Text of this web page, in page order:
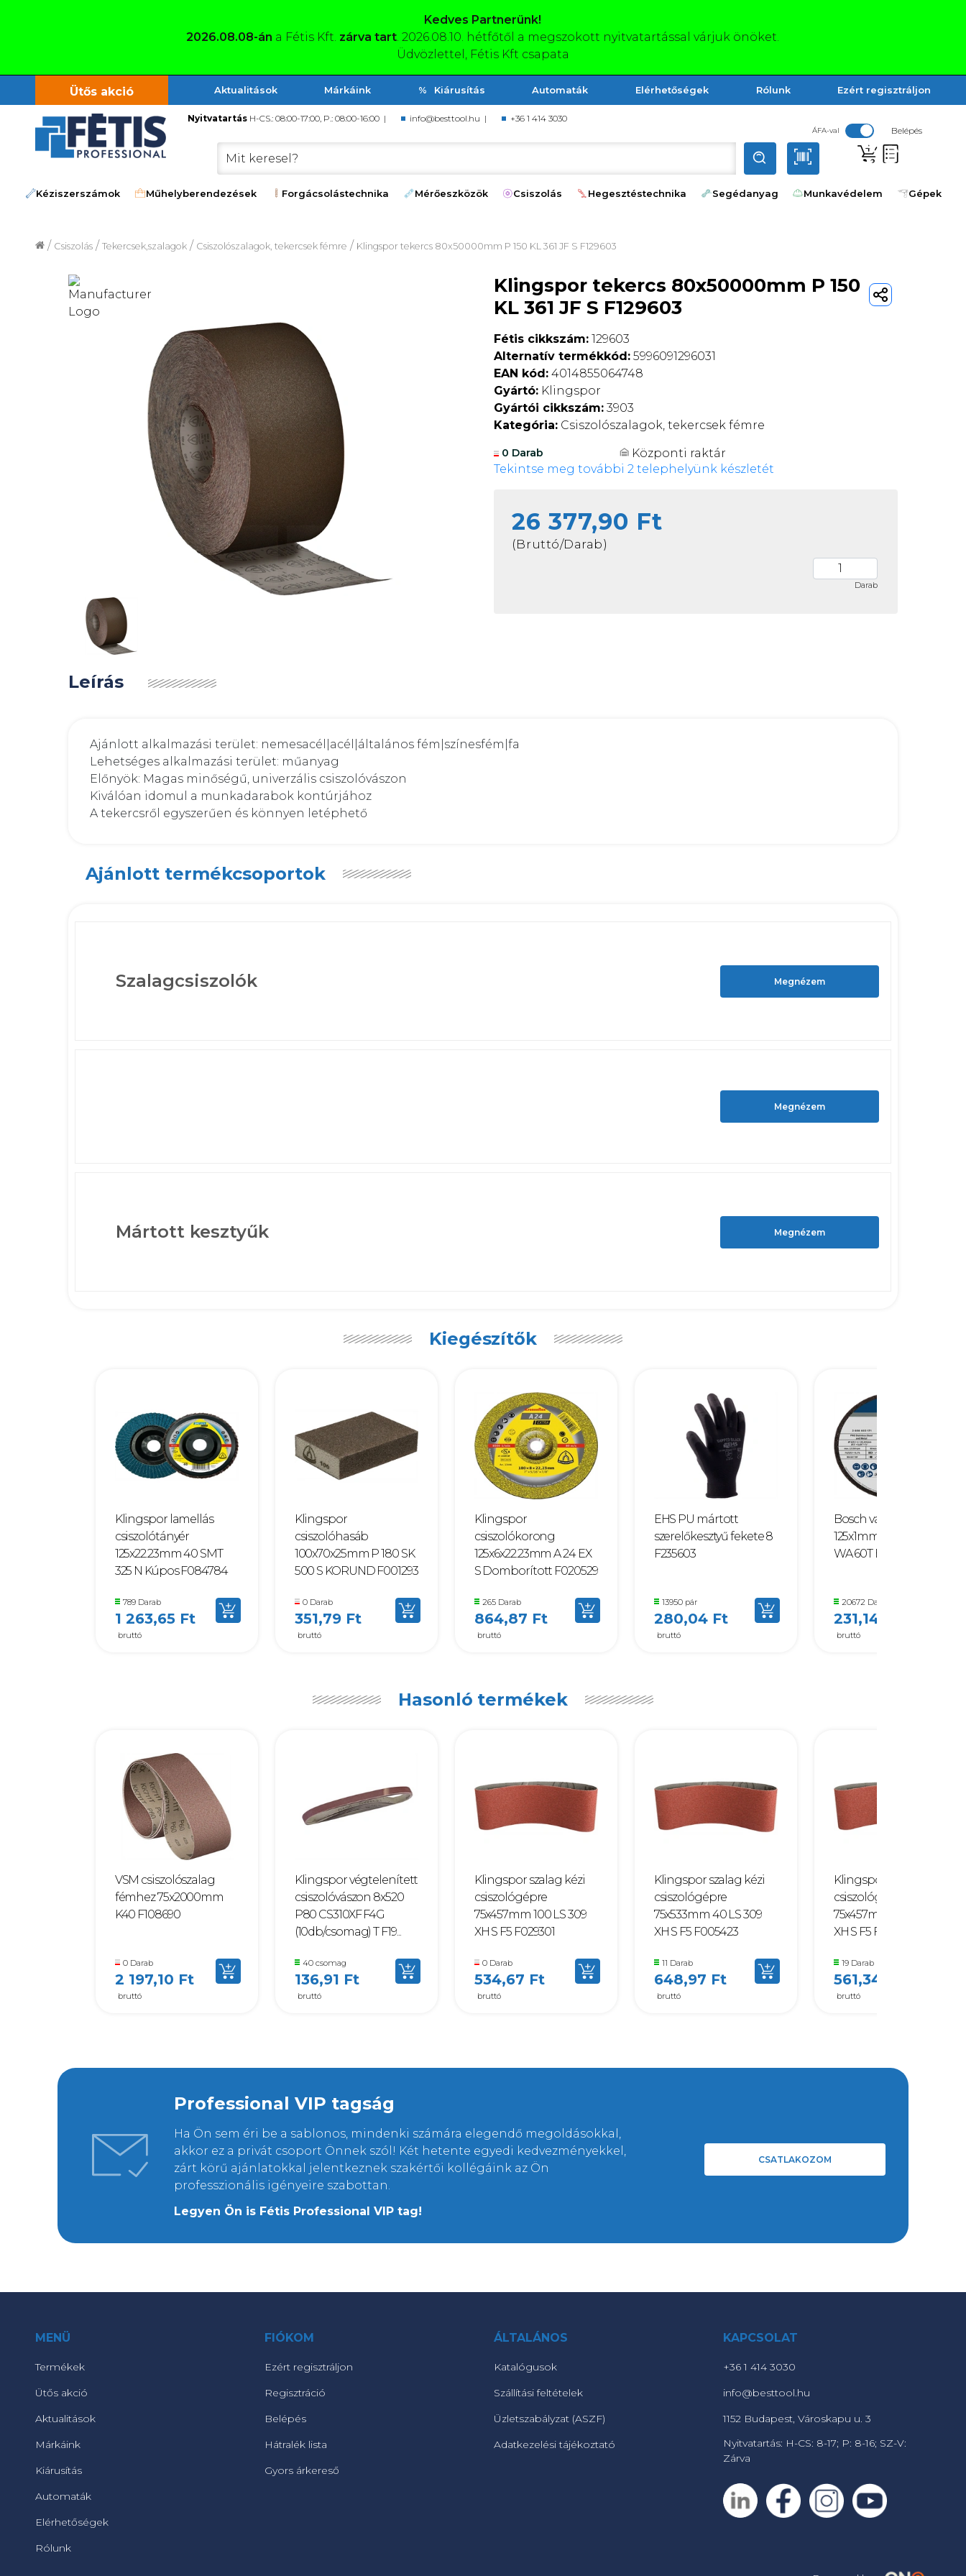
Kedves Partnerünk!
2026.08.08-án a Fétis Kft. zárva tart. 2026.08.10. hétfőtől a megszokott nyitvatartással várjuk önöket.
Üdvözlettel, Fétis Kft csapata
Ütős akció Aktualitások Márkáink Kiárusítás Automaták Elérhetőségek Rólunk Ezért regisztráljon
Nyitvatartás H-CS.: 08:00-17:00, P.: 08:00-16:00 | info@besttool.hu | +36 1 414 3030
ÁFA-val Belépés
Kéziszerszámok Műhelyberendezések Forgácsolástechnika Mérőeszközök Csiszolás Hegesztéstechnika Segédanyag Munkavédelem Gépek
Klingspor tekercs 80x50000mm P 150 KL 361 JF S F129603
/
Csiszolószalagok, tekercsek fémre
/
Tekercsek,szalagok
/
Csiszolás
/
Klingspor tekercs 80x50000mm P 150
KL 361 JF S F129603
Fétis cikkszám:129603
Alternatív termékkód:5996091296031
EAN kód:4014855064748
Gyártó:Klingspor
Gyártói cikkszám:3903
Kategória:Csiszolószalagok, tekercsek fémre
0 Darab
Központi raktár
Tekintse meg további 2 telephelyünk készletét
26 377,90 Ft
(Bruttó/Darab)
Darab
Leírás
Ajánlott alkalmazási terület: nemesacél|acél|általános fém|színesfém|fa
Lehetséges alkalmazási terület: műanyag
Előnyök: Magas minőségű, univerzális csiszolóvászon
Kiválóan idomul a munkadarabok kontúrjához
A tekercsről egyszerűen és könnyen letéphető
Ajánlott termékcsoportok
Szalagcsiszolók Megnézem
Megnézem
Mártott kesztyűk Megnézem
Kiegészítők
Klingspor lamellás
csiszolótányér
125x22.23mm 40 SMT
325 N Kúpos F084784
789 Darab
1 263,65 Ft
bruttó
Klingspor
csiszolóhasáb
100x70x25mm P 180 SK
500 S KORUND F001293
0 Darab
351,79 Ft
bruttó
Klingspor
csiszolókorong
125x6x22.23mm A 24 EX
S Domborított F020529
265 Darab
864,87 Ft
bruttó
EHS PU mártott
szerelőkesztyű fekete 8
F235603
13950 pár
280,04 Ft
bruttó
Bosch vágókorong
125x1mm INOX egyenes
WA 60T BF F143007
20672 Darab
231,14 Ft
bruttó
Hasonló termékek
VSM csiszolószalag
fémhez 75x2000mm
K40 F108690
0 Darab
2 197,10 Ft
bruttó
Klingspor végtelenített
csiszolóvászon 8x520
P80 CS310XF F4G
(10db/csomag) T F19...
40 csomag
136,91 Ft
bruttó
Klingspor szalag kézi
csiszológépre
75x457mm 100 LS 309
XH S F5 F029301
0 Darab
534,67 Ft
bruttó
Klingspor szalag kézi
csiszológépre
75x533mm 40 LS 309
XH S F5 F005423
11 Darab
648,97 Ft
bruttó
Klingspor szalag kézi
csiszológépre
75x457mm 60 LS 309
XH S F5 F005456
19 Darab
561,34 Ft
bruttó
Professional VIP tagság
Ha Ön sem éri be a sablonos, mindenki számára elegendő megoldásokkal,
akkor ez a privát csoport Önnek szól! Két hetente egyedi kedvezményekkel,
zárt körű ajánlatokkal jelentkeznek szakértői kollégáink az Ön
professzionális igényeire szabottan.
Legyen Ön is Fétis Professional VIP tag!
CSATLAKOZOM
MENÜ
Termékek
Ütős akció
Aktualitások
Márkáink
Kiárusítás
Automaták
Elérhetőségek
Rólunk
FIÓKOM
Ezért regisztráljon
Regisztráció
Belépés
Hátralék lista
Gyors árkereső
ÁLTALÁNOS
Katalógusok
Szállítási feltételek
Üzletszabályzat (ASZF)
Adatkezelési tájékoztató
KAPCSOLAT
+36 1 414 3030
info@besttool.hu
1152 Budapest, Városkapu u. 3
Nyitvatartás: H-CS: 8-17; P: 8-16; SZ-V:
Zárva